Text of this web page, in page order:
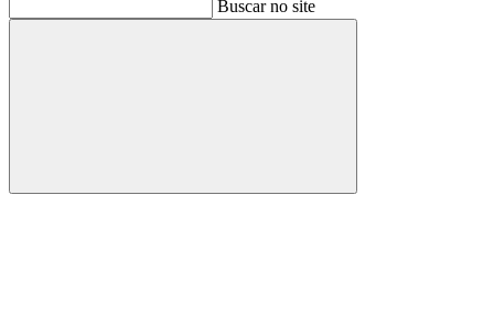
Buscar no site
Buscar